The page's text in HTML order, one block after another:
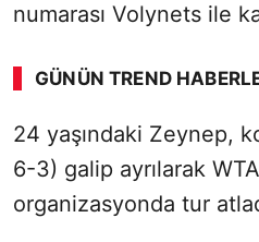
numarası Volynets ile
GÜNÜN TREND
00:02 / 08:15
24 yaşındaki Zeynep,
6-3) galip ayrılarak
organizasyonda tur